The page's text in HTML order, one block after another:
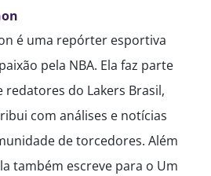
é uma repórter esportiva
pela NBA. Ela faz parte
redatores do Lakers Brasil,
com análises e notícias
de torcedores. Além
também escreve para o Um